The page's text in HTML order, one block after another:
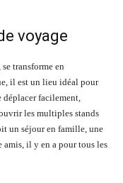
voyage
transforme en
il est un lieu idéal pour
déplacer facilement,
les multiples stands
un séjour en famille, une
amis, il y en a pour tous les